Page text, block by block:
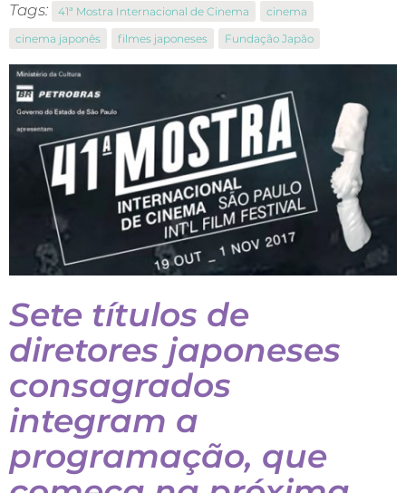
Tags:
41ª Mostra Internacional de Cinema
cinema
cinema japonês
filmes japoneses Fundação Japão
Sete títulos de
diretores japoneses
consagrados
integram a
programação, que